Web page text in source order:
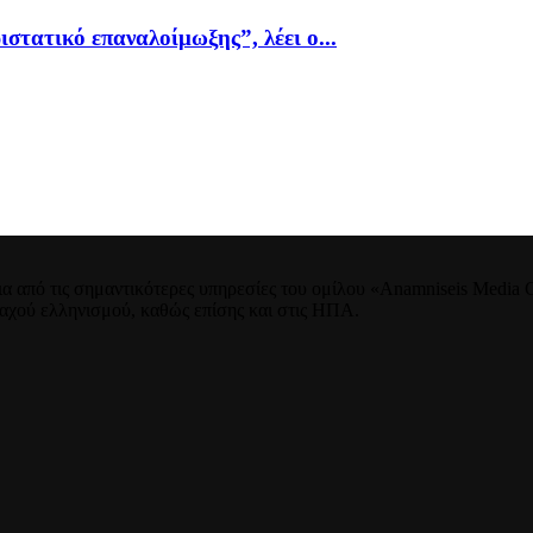
επαναλοίμωξης”, λέει ο...